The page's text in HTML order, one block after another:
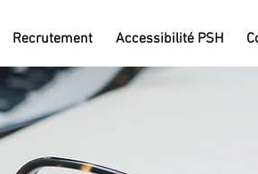
Recrutement Accessibilité PSH